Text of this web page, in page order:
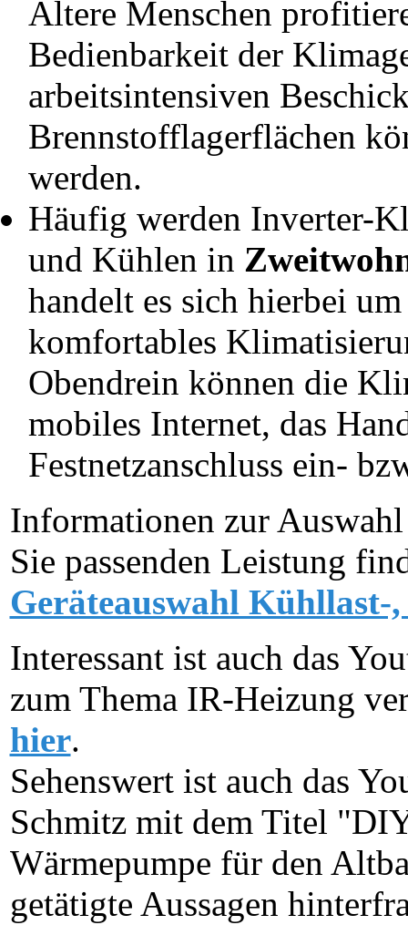
Ältere Menschen
Bedienbarkeit der
arbeitsintensiven
Brennstofflagerflächen
werden.
Häufig werden Inverter-
und Kühlen in
handelt es sich hierbei
komfortables
Obendrein können die
mobiles Internet, das
Festnetzanschluss ein-
Informationen zur
Sie passenden Leistung
Geräteauswahl Kühllast-
Interessant ist auch das
zum Thema IR-Heizung
hier.
Sehenswert ist auch das
Schmitz mit dem Titel
Wärmepumpe für den
getätigte Aussagen